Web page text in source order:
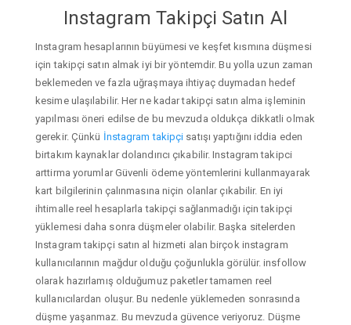
Instagram Takipçi Satın Al
Instagram hesaplarının büyümesi ve keşfet kısmına düşmesi
için takipçi satın almak iyi bir yöntemdir. Bu yolla uzun zaman
beklemeden ve fazla uğraşmaya ihtiyaç duymadan hedef
kesime ulaşılabilir. Her ne kadar takipçi satın alma işleminin
yapılması öneri edilse de bu mevzuda oldukça dikkatli olmak
gerekir. Çünkü İnstagram takipçi satışı yaptığını iddia eden
birtakım kaynaklar dolandırıcı çıkabilir. Instagram takipci
arttirma yorumlar Güvenli ödeme yöntemlerini kullanmayarak
kart bilgilerinin çalınmasına niçin olanlar çıkabilir. En iyi
ihtimalle reel hesaplarla takipçi sağlanmadığı için takipçi
yüklemesi daha sonra düşmeler olabilir. Başka sitelerden
Instagram takipçi satın al hizmeti alan birçok instagram
kullanıcılarının mağdur olduğu çoğunlukla görülür. insfollow
olarak hazırlamış olduğumuz paketler tamamen reel
kullanıcılardan oluşur. Bu nedenle yüklemeden sonrasında
düşme yaşanmaz. Bu mevzuda güvence veriyoruz. Düşme